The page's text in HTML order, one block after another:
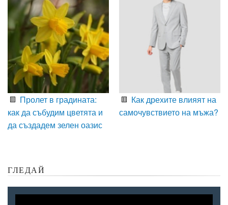
Пролет в градината:
как да събудим цветята и
да създадем зелен оазис
Как дрехите влияят на
самочувствието на мъжа?
ГЛЕДАЙ